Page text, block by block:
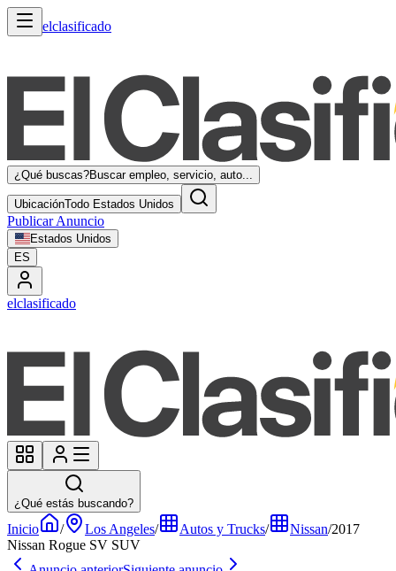
elclasificado
¿Qué buscas?Buscar empleo, servicio, auto...
UbicaciónTodo Estados Unidos
Publicar Anuncio
Estados Unidos
ES
elclasificado
¿Qué estás buscando?
Inicio / Los Angeles/ Autos y Trucks/ Nissan/2017
Nissan Rogue SV SUV